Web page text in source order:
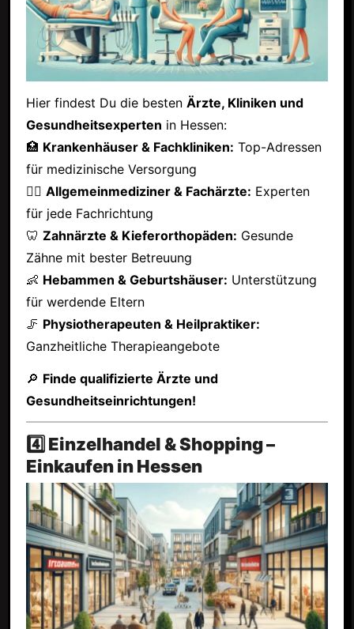
Hier findest Du die besten Ärzte, Kliniken und
Gesundheitsexperten in Hessen:
🏥 Krankenhäuser & Fachkliniken: Top-Adressen
für medizinische Versorgung
👩‍⚕️ Allgemeinmediziner & Fachärzte: Experten
für jede Fachrichtung
🦷 Zahnärzte & Kieferorthopäden: Gesunde
Zähne mit bester Betreuung
👶 Hebammen & Geburtshäuser: Unterstützung
für werdende Eltern
🦵 Physiotherapeuten & Heilpraktiker:
Ganzheitliche Therapieangebote
🔎 Finde qualifizierte Ärzte und
Gesundheitseinrichtungen!
4️⃣ Einzelhandel & Shopping –
Einkaufen in Hessen